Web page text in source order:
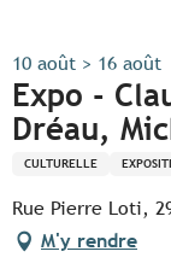
10 août > 16 août
Expo -
Dréau,
CULTURELLE
Rue Pierre Loti,
M'y rendre